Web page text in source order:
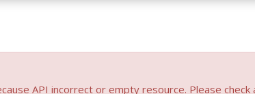
API incorrect or empty resource. Please check